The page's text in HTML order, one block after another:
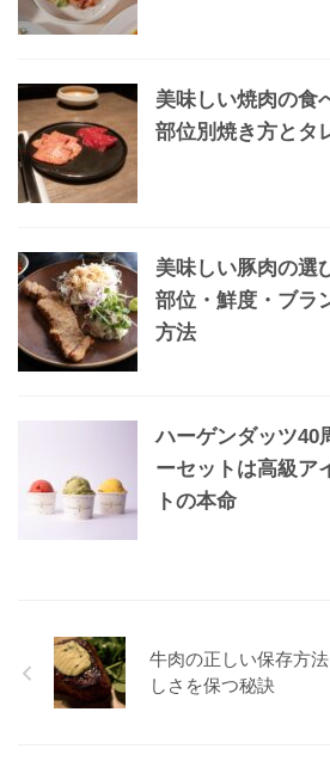
美味しい焼肉の食
部位別焼き方とタ
美味しい豚肉の選
部位・鮮度・ブラ
方法
ハーゲンダッツ40
ーセットは高級ア
トの本命
牛肉の正しい保存方
しさを保つ秘訣